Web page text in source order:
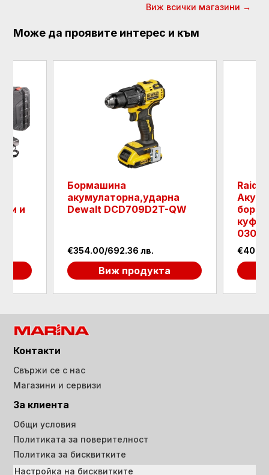
Виж всички магазини →
Може да проявите интерес и към
и
Бормашина
акумулаторна,ударна
Dewalt DCD709D2T-QW
€354.00/692.36 лв.
Виж продукта
Контакти
Свържи се с нас
Магазини и сервизи
За клиента
Общи условия
Политиката за поверителност
Политика за бисквитките
Настройка на бисквитките